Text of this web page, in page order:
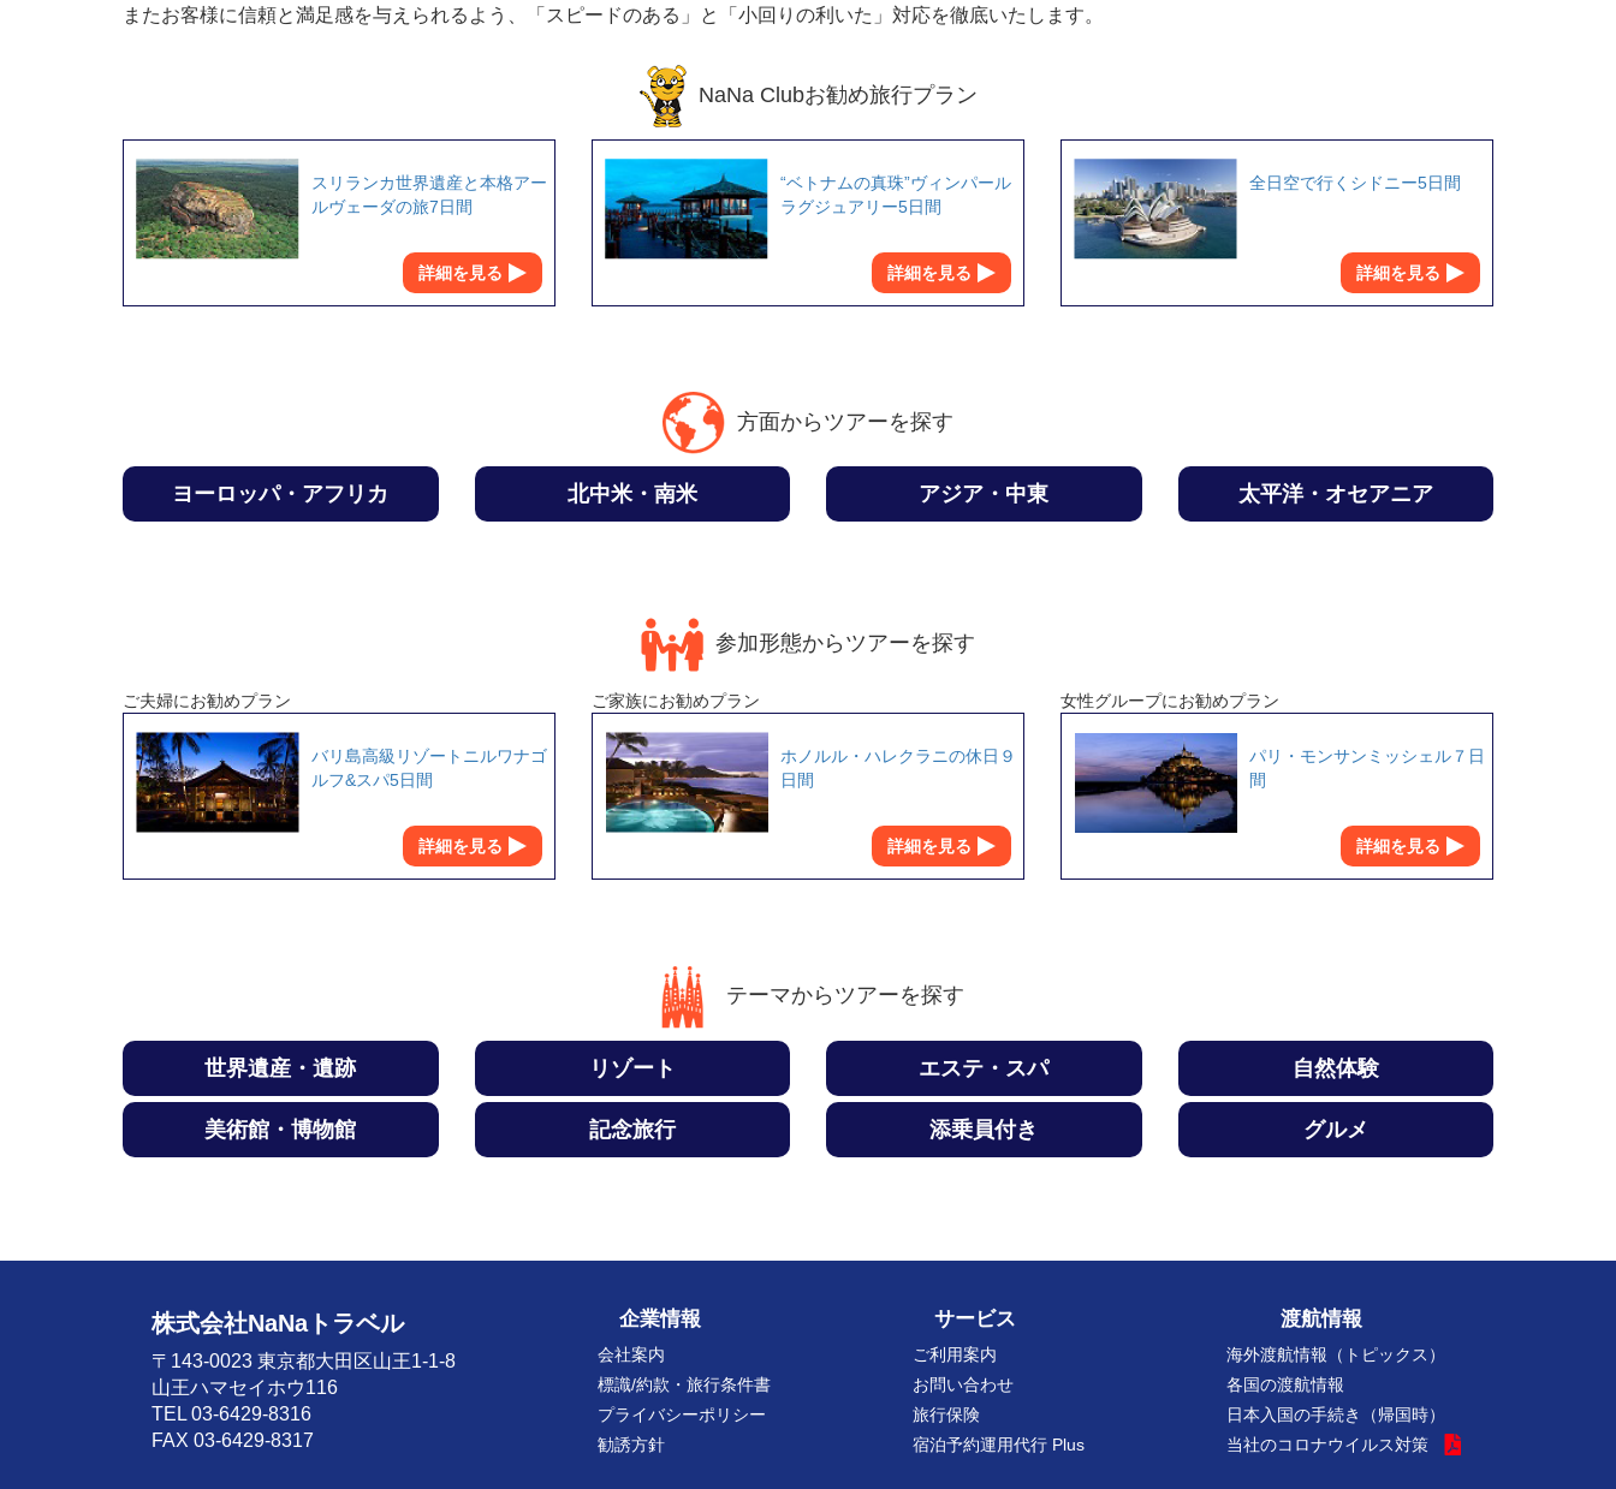
またお客様に信頼と満足感を与えられるよう、「スピードのある」と「小回りの利いた」対応を徹底いたします。
NaNa Clubお勧め旅行プラン
スリランカ世界遺産と本格アー
ルヴェーダの旅7日間
詳細を見る
“ベトナムの真珠”ヴィンパール
ラグジュアリー5日間
詳細を見る
全日空で行くシドニー5日間
詳細を見る
方面からツアーを探す
ヨーロッパ・アフリカ 北中米・南米 アジア・中東 太平洋・オセアニア
参加形態からツアーを探す
ご夫婦にお勧めプラン
バリ島高級リゾートニルワナゴ
ルフ&スパ5日間
詳細を見る
ご家族にお勧めプラン
ホノルル・ハレクラニの休日９
日間
詳細を見る
女性グループにお勧めプラン
パリ・モンサンミッシェル７日
間
詳細を見る
テーマからツアーを探す
世界遺産・遺跡 リゾート エステ・スパ 自然体験
美術館・博物館 記念旅行 添乗員付き グルメ
株式会社NaNaトラベル
〒143-0023 東京都大田区山王1-1-8
山王ハマセイホウ116
TEL 03-6429-8316
FAX 03-6429-8317
企業情報
会社案内
標識/約款・旅行条件書
プライバシーポリシー
勧誘方針
サービス
ご利用案内
お問い合わせ
旅行保険
宿泊予約運用代行 Plus
渡航情報
海外渡航情報（トピックス）
各国の渡航情報
日本入国の手続き（帰国時）
当社のコロナウイルス対策